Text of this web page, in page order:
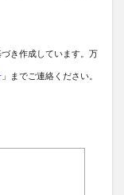
づき作成しています。万
」までご連絡ください。